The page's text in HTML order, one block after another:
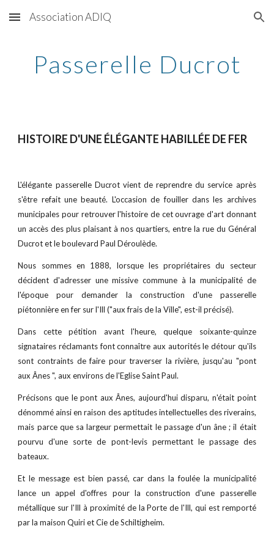
Skip to main content Skip to navigation
Association ADIQ
Passerelle Ducrot
HISTOIRE D'UNE ÉLÉGANTE HABILLÉE DE FER
L'élégante passerelle Ducrot vient de reprendre du service après
s'être refait une beauté. L'occasion de fouiller dans les archives
municipales pour retrouver l'histoire de cet ouvrage d'art donnant
un accès des plus plaisant à nos quartiers, entre la rue du Général
Ducrot et le boulevard Paul Déroulède.
Nous sommes en 1888, lorsque les propriétaires du secteur
décident d'adresser une missive commune à la municipalité de
l'époque pour demander la construction d'une passerelle
piétonnière en fer sur l'Ill ("aux frais de la Ville", est-il précisé).
Dans cette pétition avant l'heure, quelque soixante-quinze
signataires réclamants font connaître aux autorités le détour qu'ils
sont contraints de faire pour traverser la rivière, jusqu'au "pont
aux Ânes ", aux environs de l'Eglise Saint Paul.
Précisons que le pont aux Ânes, aujourd'hui disparu, n'était point
dénommé ainsi en raison des aptitudes intellectuelles des riverains,
mais parce que sa largeur permettait le passage d'un âne ; il était
pourvu d'une sorte de pont-levis permettant le passage des
bateaux.
Et le message est bien passé, car dans la foulée la municipalité
lance un appel d'offres pour la construction d'une passerelle
métallique sur l'Ill à proximité de la Porte de l'Ill, qui est remporté
par la maison Quiri et Cie de Schiltigheim.